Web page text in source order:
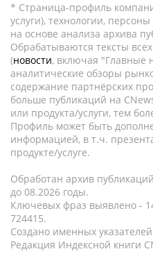
* Страница-профиль
услуги), технологии,
на основе анализа архива
Обрабатываются тексты
(новости, включая "Главные
аналитические обзоры
содержание партнёрских
больше публикаций на
или продукта/услуги, тем
Профиль может быть
информацией, в т.ч.
продукте/услуге.
Обработан архив
до 08.2026 годы.
Ключевых фраз выявлено -
724415.
Создано именных
Редакция Индексной книги